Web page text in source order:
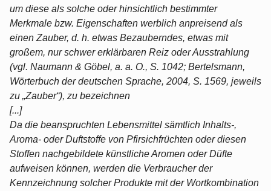
um diese als solche oder hinsichtlich bestimmter
Merkmale bzw. Eigenschaften werblich anpreisend als
einen Zauber, d. h. etwas Bezauberndes, etwas mit
großem, nur schwer erklärbaren Reiz oder Ausstrahlung
(vgl. Naumann & Göbel, a. a. O., S. 1042; Bertelsmann,
Wörterbuch der deutschen Sprache, 2004, S. 1569, jeweils
zu „Zauber“), zu bezeichnen
[...]
Da die beanspruchten Lebensmittel sämtlich Inhalts-,
Aroma- oder Duftstoffe von Pfirsichfrüchten oder diesen
Stoffen nachgebildete künstliche Aromen oder Düfte
aufweisen können, werden die Verbraucher der
Kennzeichnung solcher Produkte mit der Wortkombination